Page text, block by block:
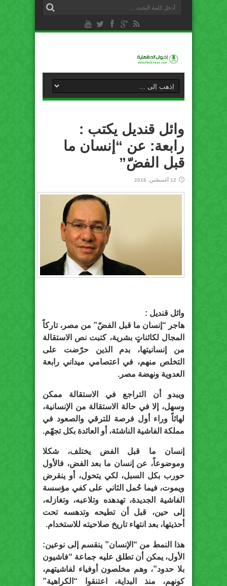
وائل قنديل يكتب :
رابعة: عن “إنسان ما
قبل الفضّ”
12 أغسطس، 2016
وائل قنديل :
هاجر “إنسان ما قبل الفضّ” من مصر، تاركاً
المجال لكائناتٍ بشرية، كتبت نص الاستقالة
من إنسانيتها، بدم الذين حرّضت على
التخلص منهم، في اعتصامي ميداني رابعة
العدوية ونهضة مصر.
ويبدو أن التراجع في الاستقالة ممكن
وسهل، إلا في حالة الاستقالة من الإنسانية،
لهاثاً وراء أول فرصة للترقي والصعود في
مملكة الفاشية الناشئة، أو العائدة بكل تجهّم.
إنسان ما قبل الفض يختلف، شكلا
وموضوعاً، عن إنسان ما بعد الفض، فالأول
حورب بكل السبل، لكي يتحول، أو ينقرض
ويموت، فيما حُمل الثاني على كفي مؤسسة
الفاشية الجديدة، تهدهده وتلاعبه، وتغازله،
إلى حين، قبل أن تطيحه وتدهسه تحت
أحذيتها، بعد انتهاء تاريخ صلاحيته للاستخدام.
هذا النمط من “الإنسان” ينقسم إلى نوعين:
الأول، يمكن أن تطلق عليه جماعة “فاشيون
بلا حدود”، وهم مخلصون أوفياء لفاشيتهم،
كونهم، منذ البداية، اعتنقوا “الكراهية”